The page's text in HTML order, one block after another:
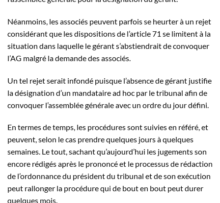
Néanmoins, les associés peuvent parfois se heurter à un rejet
considérant que les dispositions de l’article 71 se limitent à la
situation dans laquelle le gérant s’abstiendrait de convoquer
l’AG malgré la demande des associés.
Un tel rejet serait infondé puisque l’absence de gérant justifie
la désignation d’un mandataire ad hoc par le tribunal afin de
convoquer l’assemblée générale avec un ordre du jour défini.
En termes de temps, les procédures sont suivies en référé, et
peuvent, selon le cas prendre quelques jours à quelques
semaines. Le tout, sachant qu’aujourd’hui les jugements son
encore rédigés après le prononcé et le processus de rédaction
de l’ordonnance du président du tribunal et de son exécution
peut rallonger la procédure qui de bout en bout peut durer
quelques mois.